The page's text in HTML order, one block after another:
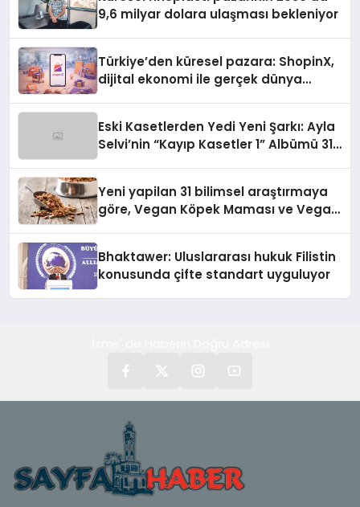
9,6 milyar dolara ulaşması bekleniyor
Türkiye’den küresel pazara: ShopinX,
dijital ekonomi ile gerçek dünya
Eski Kasetlerden Yedi Yeni Şarkı: Ayla
Selvi’nin “Kayıp Kasetler 1” Albümü 31
Yeni yapilan 31 bilimsel araştırmaya
göre, Vegan Köpek Maması ve Vegan
Bhaktawer: Uluslararası hukuk Filistin
konusunda çifte standart uyguluyor